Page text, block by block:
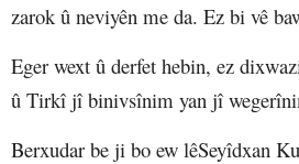
zarok û neviyên me da. Ez bi vê
Eger wext û derfet hebin, ez
û Tirkî jî binivsînim yan jî
Berxudar be ji bo ew lêSeyîdxan